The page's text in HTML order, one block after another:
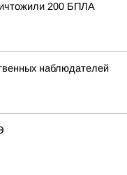
200 БПЛА
наблюдателей